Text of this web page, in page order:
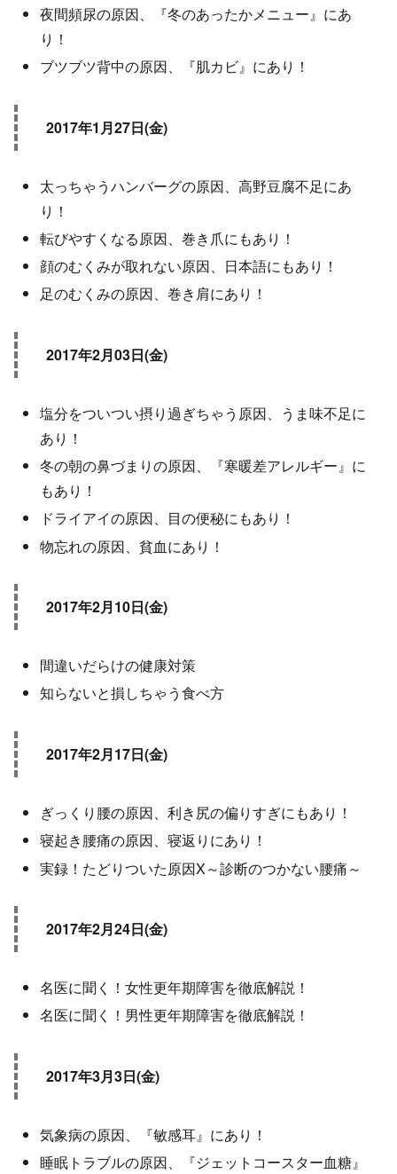
夜間頻尿の原因、『冬のあったかメニュー』にあ
り！
ブツブツ背中の原因、『肌カビ』にあり！
2017年1月27日(金)
太っちゃうハンバーグの原因、高野豆腐不足にあ
り！
転びやすくなる原因、巻き爪にもあり！
顔のむくみが取れない原因、日本語にもあり！
足のむくみの原因、巻き肩にあり！
2017年2月03日(金)
塩分をついつい摂り過ぎちゃう原因、うま味不足に
あり！
冬の朝の鼻づまりの原因、『寒暖差アレルギー』に
もあり！
ドライアイの原因、目の便秘にもあり！
物忘れの原因、貧血にあり！
2017年2月10日(金)
間違いだらけの健康対策
知らないと損しちゃう食べ方
2017年2月17日(金)
ぎっくり腰の原因、利き尻の偏りすぎにもあり！
寝起き腰痛の原因、寝返りにあり！
実録！たどりついた原因X～診断のつかない腰痛～
2017年2月24日(金)
名医に聞く！女性更年期障害を徹底解説！
名医に聞く！男性更年期障害を徹底解説！
2017年3月3日(金)
気象病の原因、『敏感耳』にあり！
睡眠トラブルの原因、『ジェットコースター血糖』